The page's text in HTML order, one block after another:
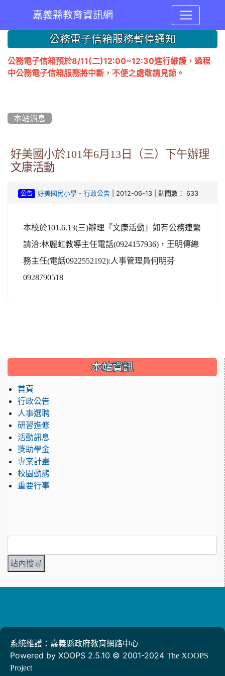
嘉義縣教育資訊網
::: 公務電子信箱服務暫停通知
公務電子信箱預於8/11(二)12:00~12:30進行維護，過程
中公務電子信箱服務將中斷，不便之處敬請見諒。
本站消息
好美國小於101年6月13日（三）下午辦理
文康活動
公告 好美國民小學- 行政公告 | 2012-06-13 | 點閱數： 633
本校於101.6.13(三)辦理『文康活動』如有公務連繫
請洽:林麗虹教導主任電話(0924157936) ，王明傳總
務主任(電話0922552192):人事管理員何明芬
0928790518
::: 本站資訊
首頁
行政公告
人事選聘
研習進修
活動訊息
獎助學金
專案計畫
校園動態
重要行事
系統維護：嘉義縣政府教育網路中心
Powered by XOOPS 2.5.10 © 2001-2024 The XOOPS
Project